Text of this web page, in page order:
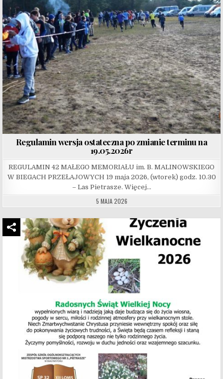
Regulamin wersja ostateczna po zmianie terminu na
19.05.2026r
REGULAMIN 42 MAŁEGO MEMORIAŁU im. B. MALINOWSKIEGO
W BIEGACH PRZEŁAJOWYCH 19 maja 2026, (wtorek) godz. 10.30
– Las Pietrasze. Więcej…
5 MAJA 2026